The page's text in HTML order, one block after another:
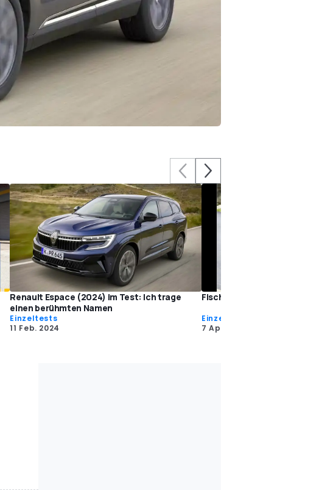
Renault Espace (2024) im Test: Ich trage
einen berühmten Namen
Einzeltests
11 Feb. 2024
Fisch oder Fleisch?
Einzeltests
7 Apr. 2015